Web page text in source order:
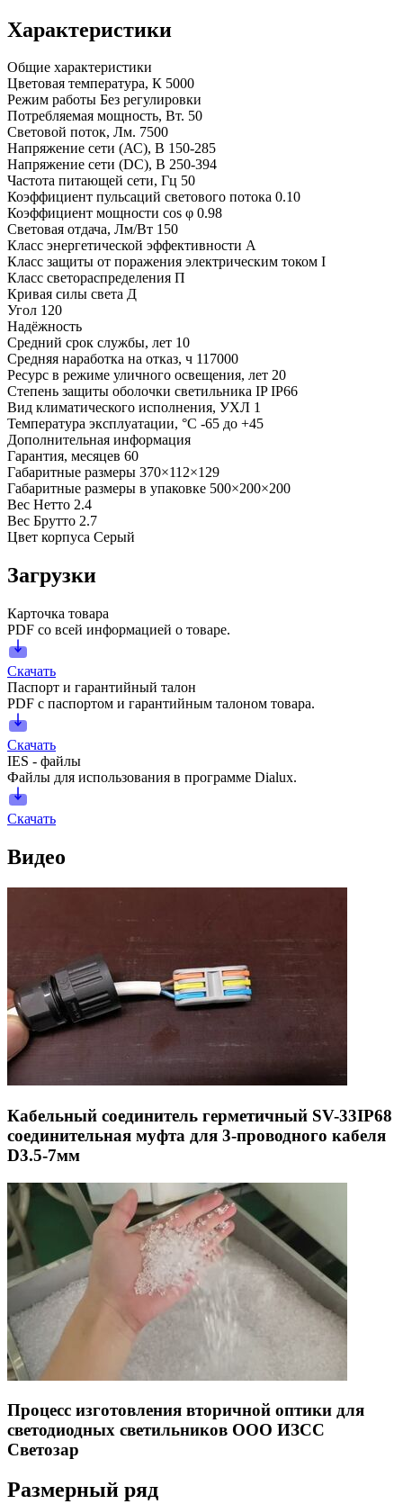
Характеристики
Общие характеристики
Цветовая температура, К 5000
Режим работы Без регулировки
Потребляемая мощность, Вт. 50
Световой поток, Лм. 7500
Напряжение сети (АС), В 150-285
Напряжение сети (DC), В 250-394
Частота питающей сети, Гц 50
Коэффициент пульсаций светового потока 0.10
Коэффициент мощности cos φ 0.98
Световая отдача, Лм/Вт 150
Класс энергетической эффективности A
Класс защиты от поражения электрическим током I
Класс светораспределения П
Кривая силы света Д
Угол 120
Надёжность
Средний срок службы, лет 10
Средняя наработка на отказ, ч 117000
Ресурс в режиме уличного освещения, лет 20
Степень защиты оболочки светильника IP IP66
Вид климатического исполнения, УХЛ 1
Температура эксплуатации, °С -65 до +45
Дополнительная информация
Гарантия, месяцев 60
Габаритные размеры 370×112×129
Габаритные размеры в упаковке 500×200×200
Вес Нетто 2.4
Вес Брутто 2.7
Цвет корпуса Серый
Загрузки
Карточка товара
PDF со всей информацией о товаре.
Скачать
Паспорт и гарантийный талон
PDF с паспортом и гарантийным талоном товара.
Скачать
IES - файлы
Файлы для использования в программе Dialux.
Скачать
Видео
Кабельный соединитель герметичный SV-33IP68
соединительная муфта для 3-проводного кабеля
D3.5-7мм
Процесс изготовления вторичной оптики для
светодиодных светильников ООО ИЗСС
Светозар
Размерный ряд